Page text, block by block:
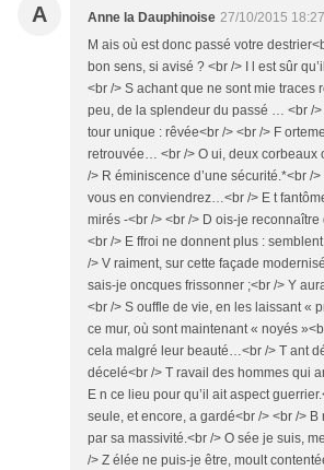
A Anne la Dauphinoise 27/10/2015 18:27
M ais où est donc passé votre
bon sens, si avisé ? <br /> I l est sûr
<br /> S achant que ne sont mie traces
peu, de la splendeur du passé … <br /
tour unique : rêvée<br /> <br /> F
retrouvée… <br /> O ui, deux corbeaux
/> R éminiscence d’une sécurité.*<br /
vous en conviendrez…<br /> E t
mirés -<br /> <br /> D ois-je
<br /> E ffroi ne donnent plus :
/> V raiment, sur cette façade
sais-je oncques frissonner ;<br /> Y
<br /> S ouffle de vie, en les laissant «
ce mur, où sont maintenant « noyés
cela malgré leur beauté…<br /> T ant
décelé<br /> T ravail des hommes qui
E n ce lieu pour qu’il ait aspect
seule, et encore, a gardé<br /> <br />
par sa massivité.<br /> O sée je suis,
/> Z élée ne puis-je être, moult